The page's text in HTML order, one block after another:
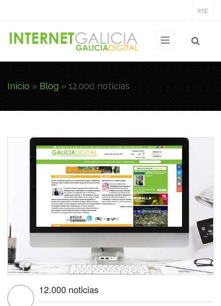
RSE
Usted está aquí
Inicio » Blog » 12.000 noticias
12.000 noticias